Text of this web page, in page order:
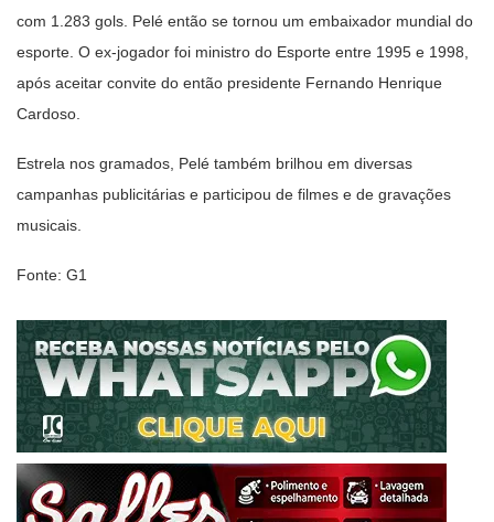
com 1.283 gols. Pelé então se tornou um embaixador mundial do
esporte. O ex-jogador foi ministro do Esporte entre 1995 e 1998,
após aceitar convite do então presidente Fernando Henrique
Cardoso.
Estrela nos gramados, Pelé também brilhou em diversas
campanhas publicitárias e participou de filmes e de gravações
musicais.
Fonte: G1